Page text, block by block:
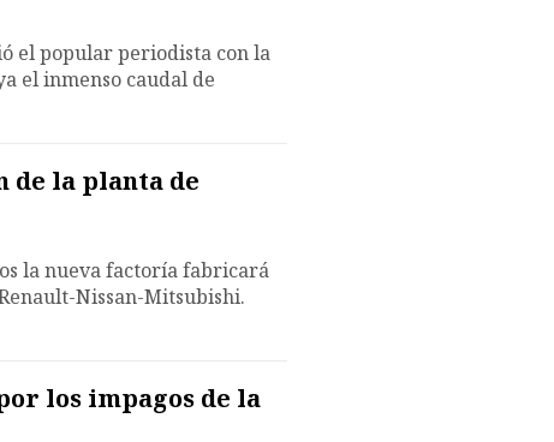
el popular periodista con la
el inmenso caudal de
de la planta de
la nueva factoría fabricará
Nissan-Mitsubishi.
los impagos de la